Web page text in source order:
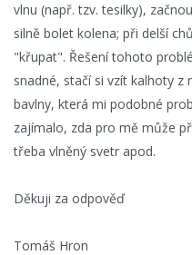
vlnu (např. tzv. tesilky),
silně bolet kolena; při delší
"křupat". Řešení tohoto
snadné, stačí si vzít kalhoty
bavlny, která mi podobné
zajímalo, zda pro mě může
třeba vlněný svetr apod.
Děkuji za odpověď
Tomáš Hron